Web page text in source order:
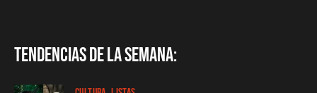
Tendencias de la semana: